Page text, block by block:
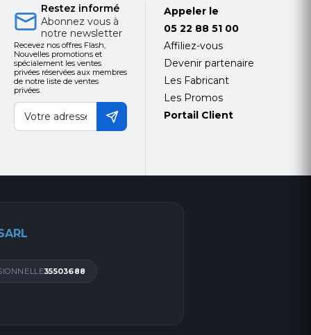
Restez informé
Abonnez vous à
notre newsletter
Recevez nos offres Flash,
Nouvelles promotions et
spécialement les ventes
privées réservées aux membres
de notre liste de ventes
privées.
Appeler le
05 22 88 51 00
Affiliez-vous
Devenir partenaire
Les Fabricant
Les Promos
Portail Client
35503688